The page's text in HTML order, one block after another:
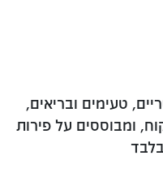
טעימים ובריאים,
ומבוססים על פירות
בלבד